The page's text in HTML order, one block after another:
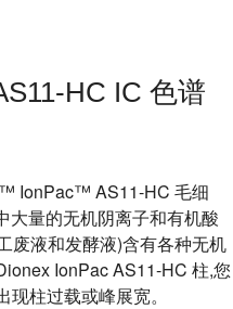
HC IC 色谱
IonPac™ AS11-HC 毛细
大量的无机阴离子和有机酸
废液和发酵液)含有各种无机
IonPac AS11-HC 柱,您
柱过载或峰展宽。